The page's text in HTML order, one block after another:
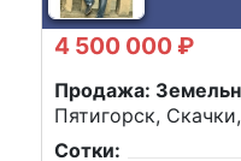
4 500 000 ₽
Продажа:
Пятигорск,
Сотки: